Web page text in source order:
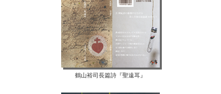
鶴山裕司長篇詩『聖遠耳』